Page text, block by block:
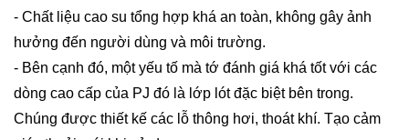
- Chất liệu cao su tổng hợp khá an toàn, không gây ảnh
hưởng đến người dùng và môi trường.
- Bên cạnh đó, một yếu tố mà tớ đánh giá khá tốt với các
dòng cao cấp của PJ đó là lớp lót đặc biệt bên trong.
Chúng được thiết kế các lỗ thông hơi, thoát khí. Tạo cảm